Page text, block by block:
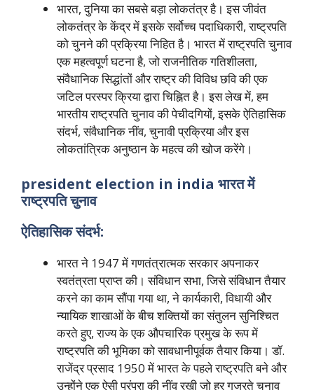
भारत, दुनिया का सबसे बड़ा लोकतंत्र है। इस जीवंत
लोकतंत्र के केंद्र में इसके सर्वोच्च पदाधिकारी, राष्ट्रपति
को चुनने की प्रक्रिया निहित है। भारत में राष्ट्रपति चुनाव
एक महत्वपूर्ण घटना है, जो राजनीतिक गतिशीलता,
संवैधानिक सिद्धांतों और राष्ट्र की विविध छवि की एक
जटिल परस्पर क्रिया द्वारा चिह्नित है। इस लेख में, हम
भारतीय राष्ट्रपति चुनाव की पेचीदगियों, इसके ऐतिहासिक
संदर्भ, संवैधानिक नींव, चुनावी प्रक्रिया और इस
लोकतांत्रिक अनुष्ठान के महत्व की खोज करेंगे।
president election in india भारत में
राष्ट्रपति चुनाव
ऐतिहासिक संदर्भ:
भारत ने 1947 में गणतंत्रात्मक सरकार अपनाकर
स्वतंत्रता प्राप्त की। संविधान सभा, जिसे संविधान तैयार
करने का काम सौंपा गया था, ने कार्यकारी, विधायी और
न्यायिक शाखाओं के बीच शक्तियों का संतुलन सुनिश्चित
करते हुए, राज्य के एक औपचारिक प्रमुख के रूप में
राष्ट्रपति की भूमिका को सावधानीपूर्वक तैयार किया। डॉ.
राजेंद्र प्रसाद 1950 में भारत के पहले राष्ट्रपति बने और
उन्होंने एक ऐसी परंपरा की नींव रखी जो हर गुजरते चुनाव